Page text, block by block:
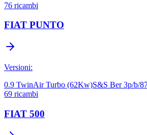
76 ricambi
FIAT PUNTO
Versioni:
0.9 TwinAir Turbo (62Kw)S&S Ber 3p/b/
69 ricambi
FIAT 500